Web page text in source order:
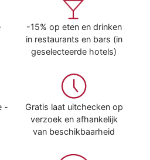
-15% op eten en drinken
in restaurants en bars (in
geselecteerde hotels)
-
Gratis laat uitchecken op
verzoek en afhankelijk
van beschikbaarheid